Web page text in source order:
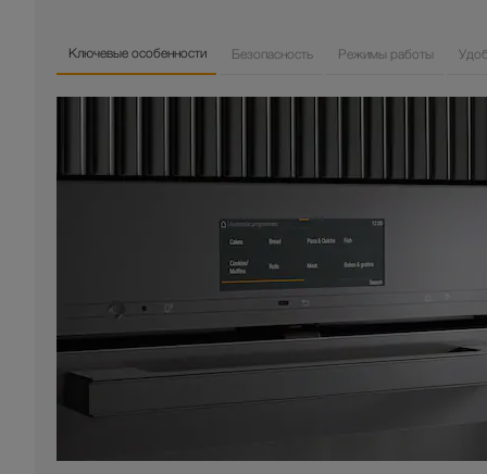
Ключевые особенности Безопасность Режимы работы